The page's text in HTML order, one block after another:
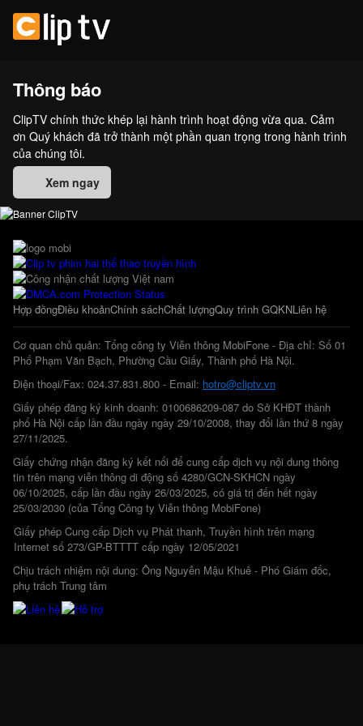
Thông báo
ClipTV chính thức khép lại hành trình hoạt động vừa qua. Cảm
ơn Quý khách đã trở thành một phần quan trọng trong hành trình
của chúng tôi.
Xem ngay
Hợp đồngĐiều khoảnChính sáchChất lượngQuy trình GQKNLiên hệ
Cơ quan chủ quản: Tổng công ty Viễn thông MobiFone - Địa chỉ: Số 01
Phố Phạm Văn Bạch, Phường Cầu Giấy, Thành phố Hà Nội.
Điện thoại/Fax: 024.37.831.800 - Email: hotro@cliptv.vn
Giấy phép đăng ký kinh doanh: 0100686209-087 do Sở KHĐT thành
phố Hà Nội cấp lần đầu ngày ngày 29/10/2008, thay đổi lần thứ 8 ngày
27/11/2025.
Giấy chứng nhận đăng ký kết nối để cung cấp dịch vụ nội dung thông
tin trên mạng viễn thông di động số 4280/GCN-SKHCN ngày
06/10/2025, cấp lần đầu ngày 26/03/2025, có giá trị đến hết ngày
25/03/2030 (của Tổng Công ty Viễn thông MobiFone)
Giấy phép Cung cấp Dịch vụ Phát thanh, Truyền hình trên mạng
Internet số 273/GP-BTTTT cấp ngày 12/05/2021
Chịu trách nhiệm nội dung: Ông Nguyễn Mậu Khuê - Phó Giám đốc,
phụ trách Trung tâm